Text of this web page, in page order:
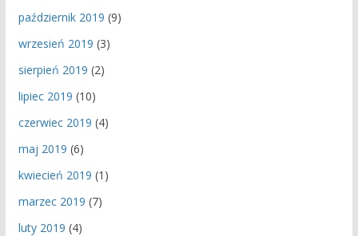
październik 2019 (9)
wrzesień 2019 (3)
sierpień 2019 (2)
lipiec 2019 (10)
czerwiec 2019 (4)
maj 2019 (6)
kwiecień 2019 (1)
marzec 2019 (7)
luty 2019 (4)